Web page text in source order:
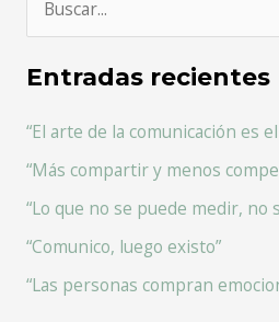
s
p
o
r
Entradas recientes
“El arte de la comunicación es
“Más compartir y menos
“Lo que no se puede medir, no
“Comunico, luego existo”
“Las personas compran